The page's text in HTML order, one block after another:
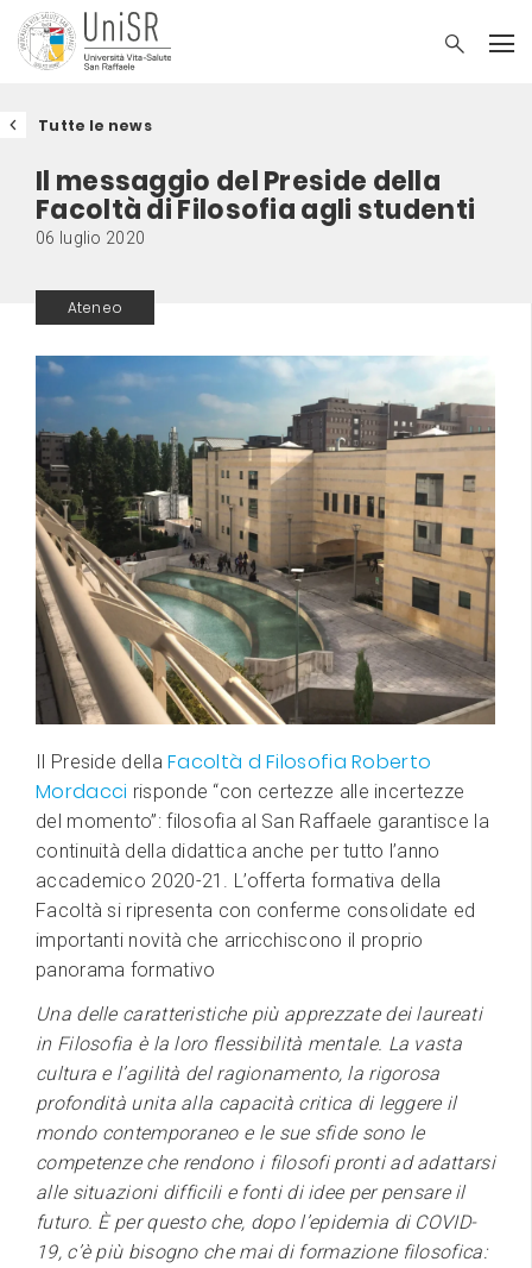
Tutte le news
Il messaggio del Preside della
Facoltà di Filosofia agli studenti
06 luglio 2020
Ateneo
Il Preside dellaFacoltà d Filosofia Roberto
Mordacci risponde “con certezze alle incertezze
del momento”: filosofia al San Raffaele garantisce la
continuità della didattica anche per tutto l’anno
accademico 2020-21. L’offerta formativa della
Facoltà si ripresenta con conferme consolidate ed
importanti novità che arricchiscono il proprio
panorama formativo
Una delle caratteristiche più apprezzate dei laureati
in Filosofia è la loro flessibilità mentale. La vasta
cultura e l’agilità del ragionamento, la rigorosa
profondità unita alla capacità critica di leggere il
mondo contemporaneo e le sue sfide sono le
competenze che rendono i filosofi pronti ad adattarsi
alle situazioni difficili e fonti di idee per pensare il
futuro. È per questo che, dopo l’epidemia di COVID-
19, c’è più bisogno che mai di formazione filosofica: